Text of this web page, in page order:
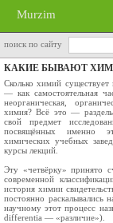
Murzim
поиск по сайту
КАКИЕ БЫВАЮТ
Сколько химий
— как само­стоятельная
неорганическая,
химия? Всё это —
свой предмет
посвящённых именно
химических учебных
курсы лекций.
Эту «четвёрку» принято
современ­ной
история химии
постоянно раскалывались
на­учному этот процесс
differentia — «различие»).